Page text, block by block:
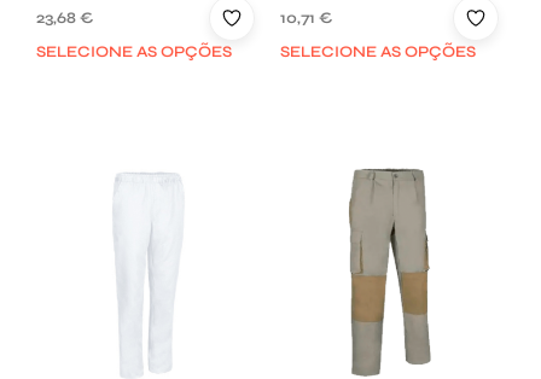
23,68€
SELECIONE AS OPÇÕES
10,71 €
SELECIONE AS OPÇÕES